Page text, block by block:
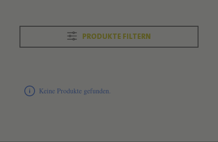
PRODUKTE FILTERN
Keine Produkte gefunden.